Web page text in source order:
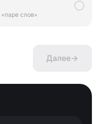
слов»
Далее→